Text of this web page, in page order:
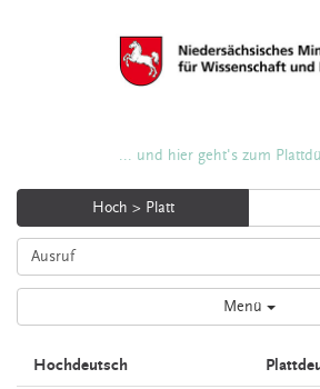
... und hier geht's zum
Hoch > Platt
Menü
Hochdeutsch